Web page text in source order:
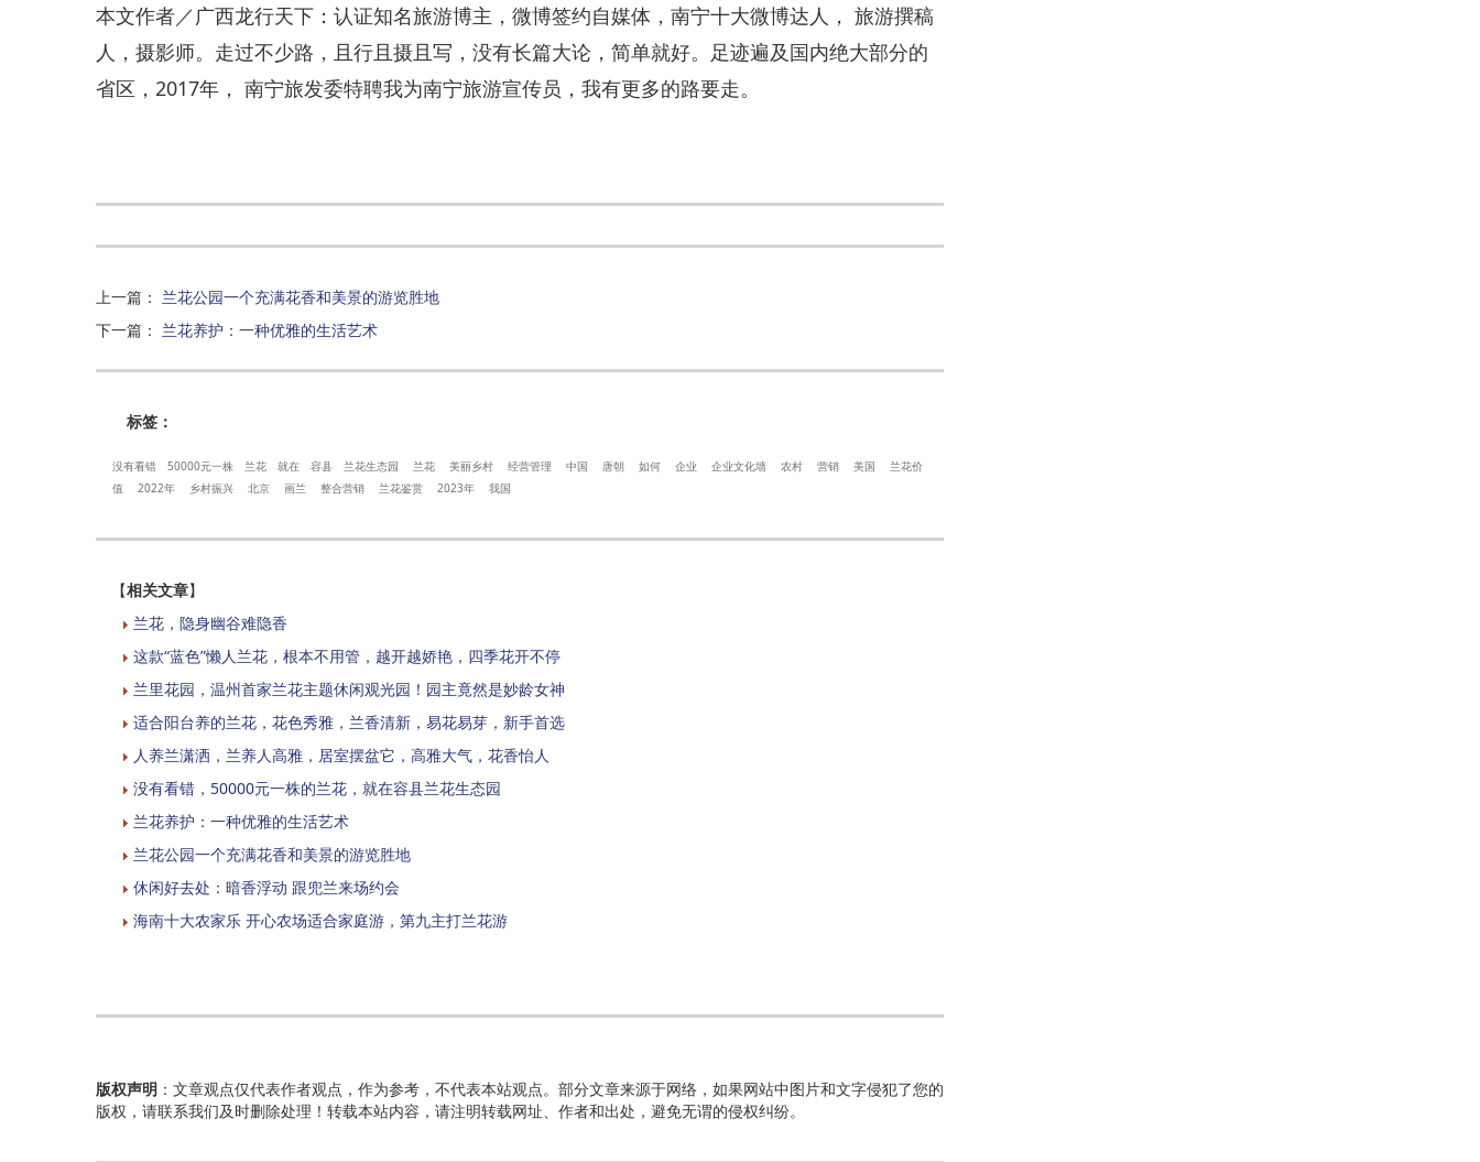
​本文作者／广西龙行天下：认证知名旅游博主，微博签约自媒体，南宁十大微博达人， 旅游撰稿
人，摄影师。走过不少路，且行且摄且写，没有长篇大论，简单就好。足迹遍及国内绝大部分的
省区，2017年， 南宁旅发委特聘我为南宁旅游宣传员，我有更多的路要走。
上一篇 ： 兰花公园一个充满花香和美景的游览胜地
下一篇 ： 兰花养护：一种优雅的生活艺术
标签：
没有看错 50000元一株 兰花 就在 容县 兰花生态园 兰花 美丽乡村 经营管理 中国 唐朝 如何 企业 企业文化墙 农村 营销 美国
兰花价
值
2022年 乡村振兴 北京 画兰 整合营销 兰花鉴赏 2023年 我国
【相关文章】
兰花，隐身幽谷难隐香
这款“蓝色”懒人兰花，根本不用管，越开越娇艳，四季花开不停
兰里花园，温州首家兰花主题休闲观光园！园主竟然是妙龄女神
适合阳台养的兰花，花色秀雅，兰香清新，易花易芽，新手首选
人养兰潇洒，兰养人高雅，居室摆盆它，高雅大气，花香怡人
没有看错，50000元一株的兰花，就在容县兰花生态园
兰花养护：一种优雅的生活艺术
兰花公园一个充满花香和美景的游览胜地
休闲好去处：暗香浮动 跟兜兰来场约会
海南十大农家乐 开心农场适合家庭游，第九主打兰花游
版权声明 ：文章观点仅代表作者观点，作为参考，不代表本站观点。部分文章来源于网络，如果网站中图片和文字侵犯了您的
版权，请联系我们及时删除处理！转载本站内容，请注明转载网址、作者和出处，避免无谓的侵权纠纷。